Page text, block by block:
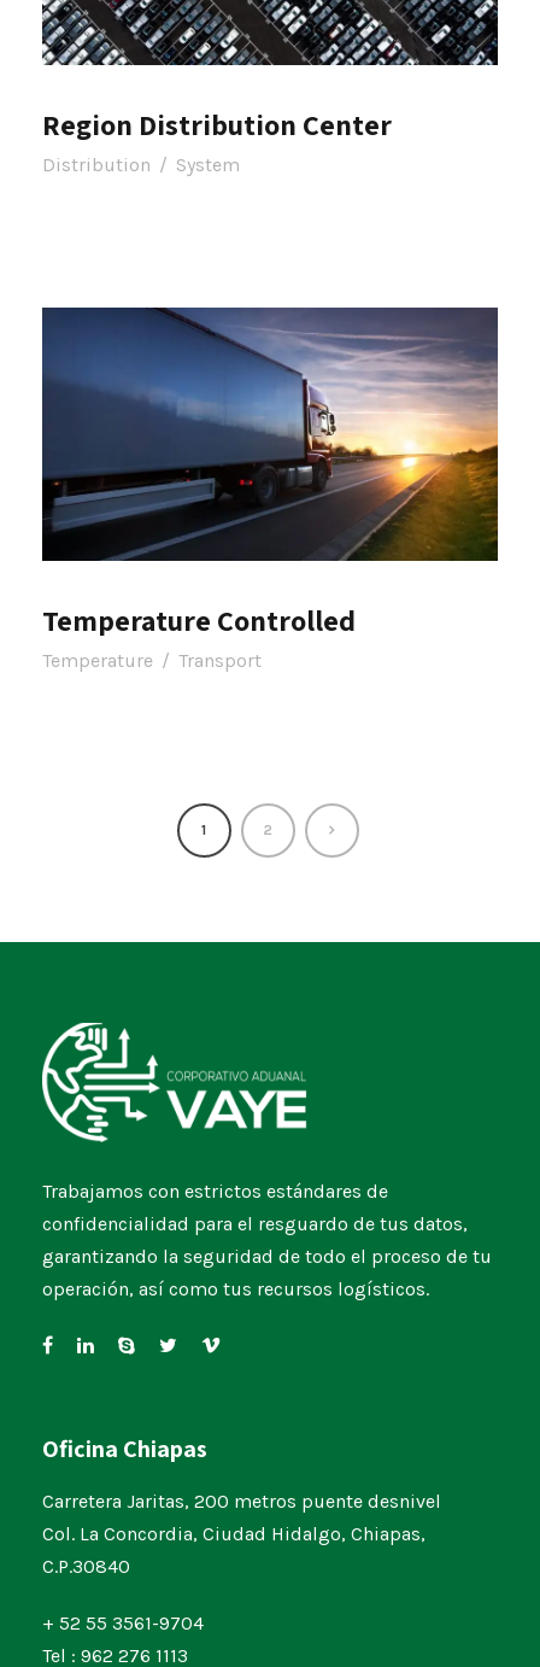
Region Distribution Center
Distribution / System
Temperature Controlled
Temperature / Transport
1 2
Trabajamos con estrictos estándares de
confidencialidad para el resguardo de tus datos,
garantizando la seguridad de todo el proceso de tu
operación, así como tus recursos logísticos.
Oficina Chiapas
Carretera Jaritas, 200 metros puente desnivel
Col. La Concordia, Ciudad Hidalgo, Chiapas,
C.P.30840
+ 52 55 3561-9704
Tel : 962 276 1113